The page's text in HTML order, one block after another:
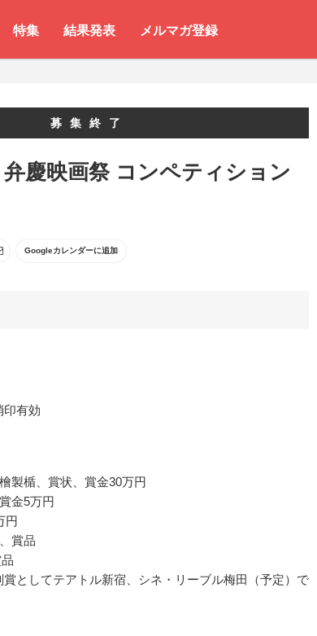
特集 結果発表 メルマガ登録
募集終了
慶映画祭 コンペティション
Googleカレンダーに追加
印有効
製楯、賞状、賞金30万円
金5万円
円
賞品
としてテアトル新宿、シネ・リーブル梅田（予定）で